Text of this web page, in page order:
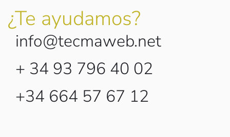
¿Te ayudamos?
info@tecmaweb.net
+ 34 93 796 40 02
+34 664 57 67 12